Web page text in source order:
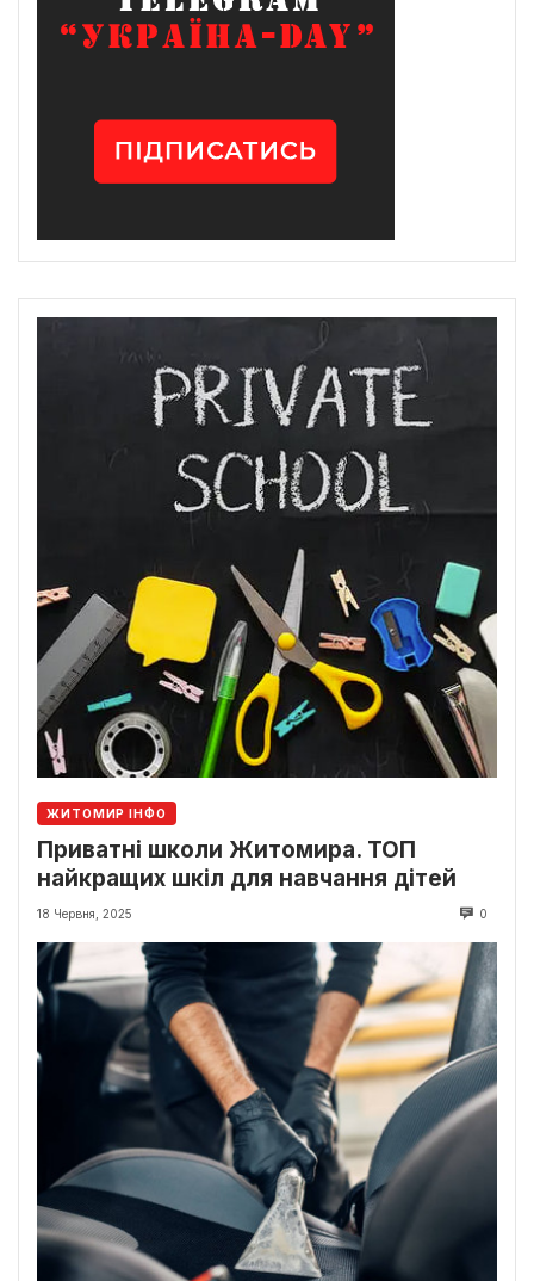
ЖИТОМИР ІНФО
Приватні школи Житомира. ТОП
найкращих шкіл для навчання дітей
18 Червня, 2025 0